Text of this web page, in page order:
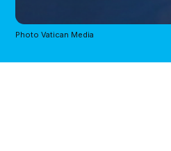
Photo Vatican Media